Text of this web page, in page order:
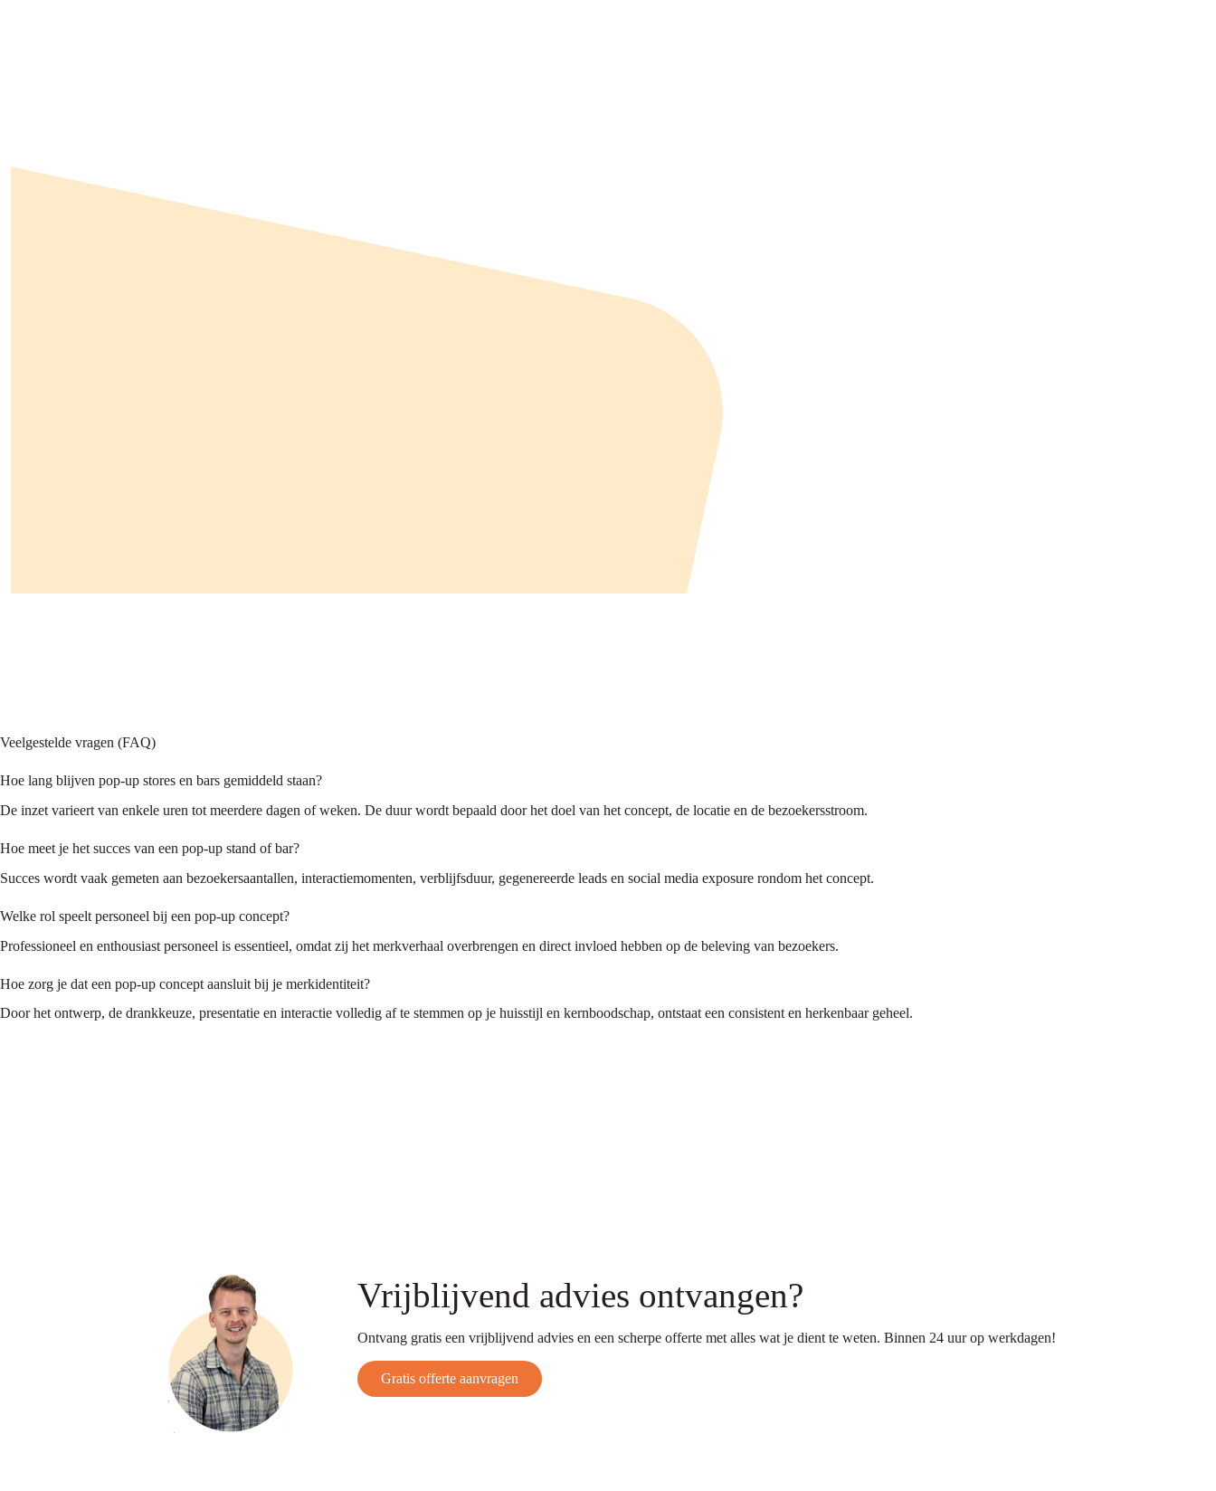
Veelgestelde vragen (FAQ)
Hoe lang blijven pop-up stores en bars gemiddeld staan?
De inzet varieert van enkele uren tot meerdere dagen of weken. De duur wordt bepaald door het doel van het concept, de locatie en de bezoekersstroom.
Hoe meet je het succes van een pop-up stand of bar?
Succes wordt vaak gemeten aan bezoekersaantallen, interactiemomenten, verblijfsduur, gegenereerde leads en social media exposure rondom het concept.
Welke rol speelt personeel bij een pop-up concept?
Professioneel en enthousiast personeel is essentieel, omdat zij het merkverhaal overbrengen en direct invloed hebben op de beleving van bezoekers.
Hoe zorg je dat een pop-up concept aansluit bij je merkidentiteit?
Door het ontwerp, de drankkeuze, presentatie en interactie volledig af te stemmen op je huisstijl en kernboodschap, ontstaat een consistent en herkenbaar geheel.
Vrijblijvend advies ontvangen?
Ontvang gratis een vrijblijvend advies en een scherpe offerte met alles wat je dient te weten. Binnen 24 uur op werkdagen!
Gratis offerte aanvragen